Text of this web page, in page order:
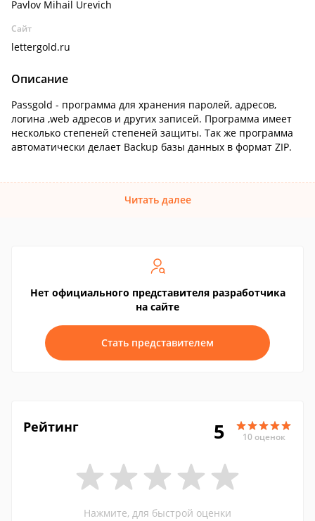
Pavlov Mihail Urevich
Сайт
lettergold.ru
Описание
Passgold - программа для хранения паролей, адресов,
логина ,web адресов и других записей. Программа имеет
несколько степеней степеней защиты. Так же программа
автоматически делает Backup базы данных в формат ZIP.
Читать далее
Нет официального представителя разработчика
на сайте
Стать представителем
Рейтинг 5 10 оценок
Нажмите, для быстрой оценки